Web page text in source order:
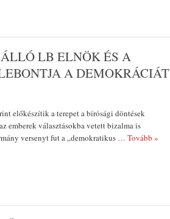
LB ELNÖK ÉS A
A DEMOKRÁCIÁT
előkészítik a terepet a bírósági döntések
emberek választásokba vetett bizalma is
versenyt fut a „demokratikus … Tovább »